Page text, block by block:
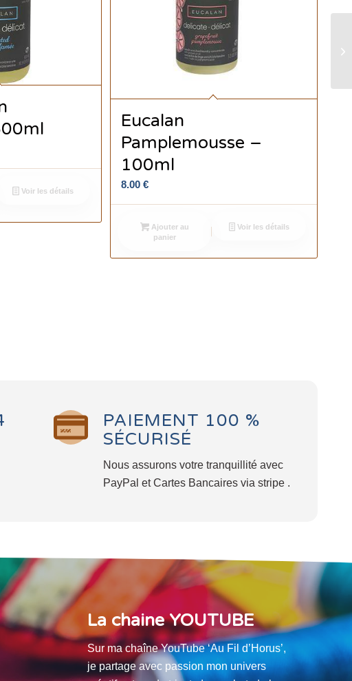
Voir les détails
Eucalan
Pamplemousse –
100ml
8.00€
Ajouter au
panier
Voir les détails
PAIEMENT 100 %
SÉCURISÉ
Nous assurons votre tranquillité avec
PayPal et Cartes Bancaires via stripe .
La chaine YOUTUBE
Sur ma chaîne YouTube ‘Au Fil d’Horus’,
je partage avec passion mon univers